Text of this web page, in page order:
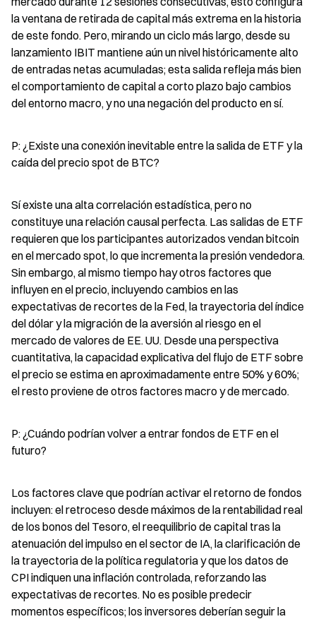
la ventana de retirada de capital más extrema en la historia
de este fondo. Pero, mirando un ciclo más largo, desde su
lanzamiento IBIT mantiene aún un nivel históricamente alto
de entradas netas acumuladas; esta salida refleja más bien
el comportamiento de capital a corto plazo bajo cambios
del entorno macro, y no una negación del producto en sí.
P: ¿Existe una conexión inevitable entre la salida de ETF y la
caída del precio spot de BTC?
Sí existe una alta correlación estadística, pero no
constituye una relación causal perfecta. Las salidas de ETF
requieren que los participantes autorizados vendan bitcoin
en el mercado spot, lo que incrementa la presión vendedora.
Sin embargo, al mismo tiempo hay otros factores que
influyen en el precio, incluyendo cambios en las
expectativas de recortes de la Fed, la trayectoria del índice
del dólar y la migración de la aversión al riesgo en el
mercado de valores de EE. UU. Desde una perspectiva
cuantitativa, la capacidad explicativa del flujo de ETF sobre
el precio se estima en aproximadamente entre 50% y 60%;
el resto proviene de otros factores macro y de mercado.
P: ¿Cuándo podrían volver a entrar fondos de ETF en el
futuro?
Los factores clave que podrían activar el retorno de fondos
incluyen: el retroceso desde máximos de la rentabilidad real
de los bonos del Tesoro, el reequilibrio de capital tras la
atenuación del impulso en el sector de IA, la clarificación de
la trayectoria de la política regulatoria y que los datos de
CPI indiquen una inflación controlada, reforzando las
expectativas de recortes. No es posible predecir
momentos específicos; los inversores deberían seguir la